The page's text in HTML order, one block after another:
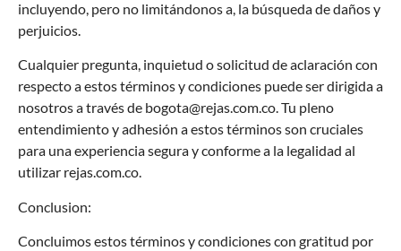
incluyendo, pero no limitándonos a, la búsqueda de daños y
perjuicios.
Cualquier pregunta, inquietud o solicitud de aclaración con
respecto a estos términos y condiciones puede ser dirigida a
nosotros a través de bogota@rejas.com.co. Tu pleno
entendimiento y adhesión a estos términos son cruciales
para una experiencia segura y conforme a la legalidad al
utilizar rejas.com.co.
Conclusion:
Concluimos estos términos y condiciones con gratitud por